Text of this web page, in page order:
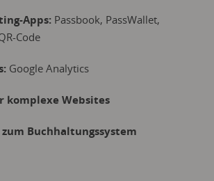
Apps:Passbook, PassWallet,
Code
Google Analytics
komplexe Websites
Buchhaltungssystem